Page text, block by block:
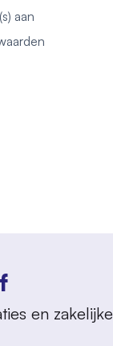
aan
en zakelijke